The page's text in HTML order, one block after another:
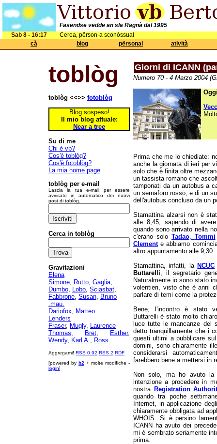
Fasendse vëdde an sla Ragnà dal 1995
Sab 8 - 16:17
Cerea, përson-a sconòssua!
cà
blog përsonal atività
toblòg
toblòg <<>> fotoblòg
Blog sospeso!
Il mio blog attuale:
Near a tree
Su di me
Chi è vb?
Cos'è toblòg?
Cos'è fotoblòg?
La mia home page
toblòg per e-mail
Lascia la tua e-mail per essere
avvisato in automatico dei nuovi
post di toblòg.
Cerca in toblòg
Gravitazioni
Elena
Simone, Rutto, Gaglia,
Dumbo, Lobo, Sciasbat,
Fabbrone, Susan, Bruno
.mau.
Dariofox, Matteo
Lenders
Fraser, Mugly, Laurence
Thomas, Bret, Esther,
Wendy, Karl A., Ross
Aggregami! RSS 0.92 RSS 2 RDF
[powered by b2 + molte modifiche -
login]
Giorni di ICANN
Numero 70 - 4 Marzo 2004
Prima che me lo chiediate:
anche la giornata di ieri per
solo che è finita oltre
un tassista romano che
tamponati da un autobus a
un semaforo rosso; e di un
dell'autobus concluso da un
Stamattina alzarsi non è
alle 8,45, sapendo di
quando sono arrivato nella
c'erano solo Tadao, Tommi
Clemente abbiamo
altro appuntamento alle
Stamattina, infatti, la NCUC
Buttarelli, il segretario
Naturalmente io sono stato
volentieri, visto che è anni
parlare di temi come la
Bene, l'incontro è stato
Buttarelli è stato molto
luce tutte le mancanze del
detto tranquillamente che i
questi ultimi a pubblicare
domini, sono chiaramente
considerarsi
farebbero bene a mettersi in
Non solo, ma ho avuto
intenzione a procedere in
nostra Registration
quando tra poche
Internet, in applicazione
chiaramente obbligata ad
WHOIS. Si è persino
ICANN ha avuto dei
mi è sembrato seriamente
prima.